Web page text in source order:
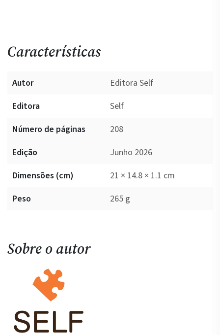
Características
Autor
Editora Self
Editora
Self
Número de páginas
208
Edição
Junho 2026
Dimensões (cm)
21 × 14.8 × 1.1 cm
Peso
265 g
Sobre o autor